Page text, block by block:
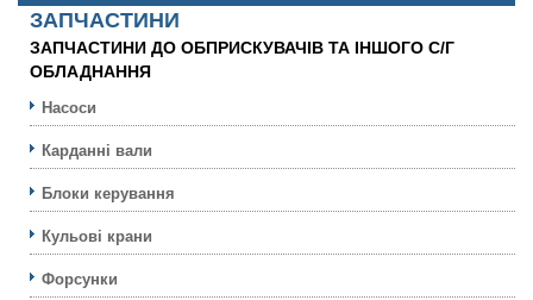
ЗАПЧАСТИНИ
ЗАПЧАСТИНИ ДО ОБПРИСКУВАЧІВ ТА ІНШОГО С/Г
ОБЛАДНАННЯ
Насоси
Карданні вали
Блоки керування
Кульовi крани
Форсунки